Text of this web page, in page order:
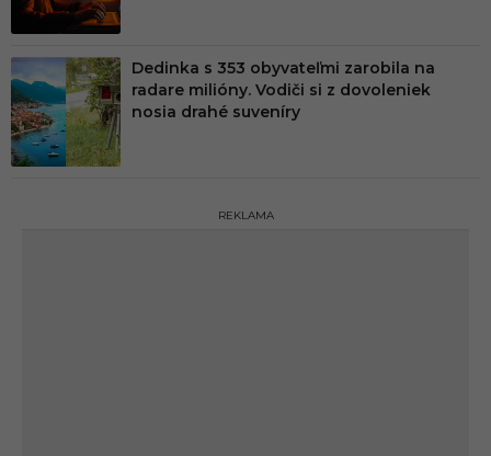
Dedinka s 353 obyvateľmi zarobila na
radare milióny. Vodiči si z dovoleniek
nosia drahé suveníry
REKLAMA